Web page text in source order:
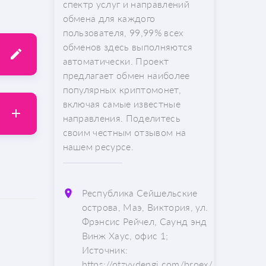
спектр услуг и направлений
обмена для каждого
пользователя, 99,99% всех
обменов здесь выполняются
автоматически. Проект
предлагает обмен наиболее
популярных криптомонет,
включая самые известные
направления. Поделитесь
своим честным отзывом на
нашем ресурсе.
Республика Сейшельские
острова, Маэ, Виктория, ул.
Фрэнсис Рейчел, Саунд энд
Винж Хаус, офис 1;
Источник:
https://otzyvdengi.com/broex/